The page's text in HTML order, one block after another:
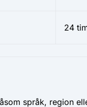
24
språk, region